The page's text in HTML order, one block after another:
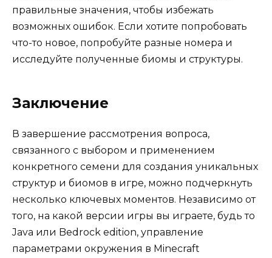
правильные значения, чтобы избежать
возможных ошибок. Если хотите попробовать
что-то новое, попробуйте разные номера и
исследуйте полученные биомы и структуры.
Заключение
В завершение рассмотрения вопроса,
связанного с выбором и применением
конкретного семени для создания уникальных
структур и биомов в игре, можно подчеркнуть
несколько ключевых моментов. Независимо от
того, на какой версии игры вы играете, будь то
Java или Bedrock edition, управление
параметрами окружения в Minecraft